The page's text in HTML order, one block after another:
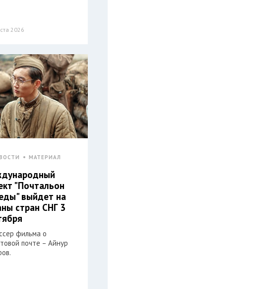
2026
МАТЕРИАЛ
"Почтальон
выйдет на
стран СНГ 3
фильма о
почте – Айнур